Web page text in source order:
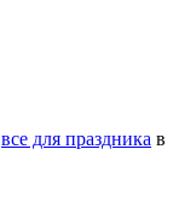
все для праздника в